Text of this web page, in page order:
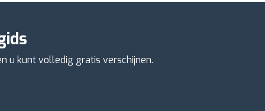
u kunt volledig gratis verschijnen.